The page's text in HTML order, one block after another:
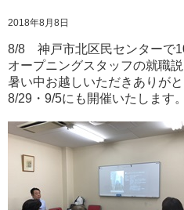
2018年8月8日
8/8 神戸市北区民センターで
オープニングスタッフの就職
暑い中お越しいただきありがと
8/29・9/5にも開催いたします。